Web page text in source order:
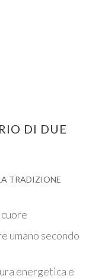
DI DUE
TRADIZIONE
umano secondo
energetica e